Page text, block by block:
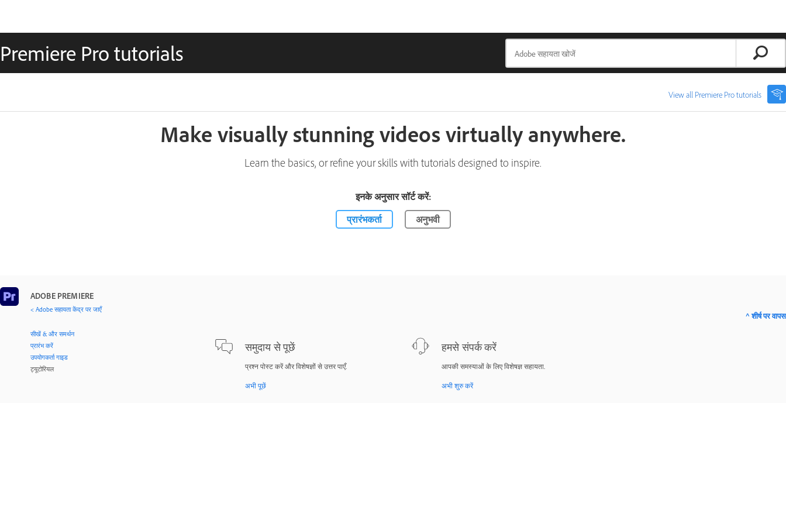
Premiere Pro tutorials
View all Premiere Pro tutorials
Make visually stunning videos virtually anywhere.
Learn the basics, or refine your skills with tutorials designed to inspire.
इनके अनुसार सॉर्ट करें:
प्रारंभकर्ता
अनुभवी
ADOBE PREMIERE
< Adobe सहायता केंद्र पर जाएँ
सीखें & और समर्थन
प्रारंभ करें
उपयोगकर्ता गाइड
ट्यूटोरियल
समुदाय से पूछें
प्रश्न पोस्ट करें और विशेषज्ञों से उत्तर पाएँ.
अभी पूछें
हमसे संपर्क करें
आपकी समस्याओं के लिए विशेषज्ञ सहायता.
अभी शुरु करें
^ शीर्ष पर वापस